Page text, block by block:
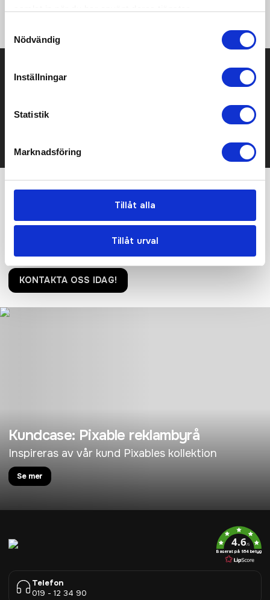
Nödvändig
Inställningar
Statistik
Marknadsföring
Tillåt alla
Tillåt urval
aluminiumclip.
Prisuppgift på mailen?
Det går också utmärkt att bara ställa frågor!
Få personlig hjälp av oss när ni beställer, vi finns här hela
resan, från första frågan tills ni har era nya produkter i handen.
KONTAKTA OSS IDAG!
Kundcase: Pixable reklambyrå
Inspireras av vår kund Pixables kollektion
Se mer
4.6/5
Baserat på 954 betyg
Telefon
019 - 12 34 90